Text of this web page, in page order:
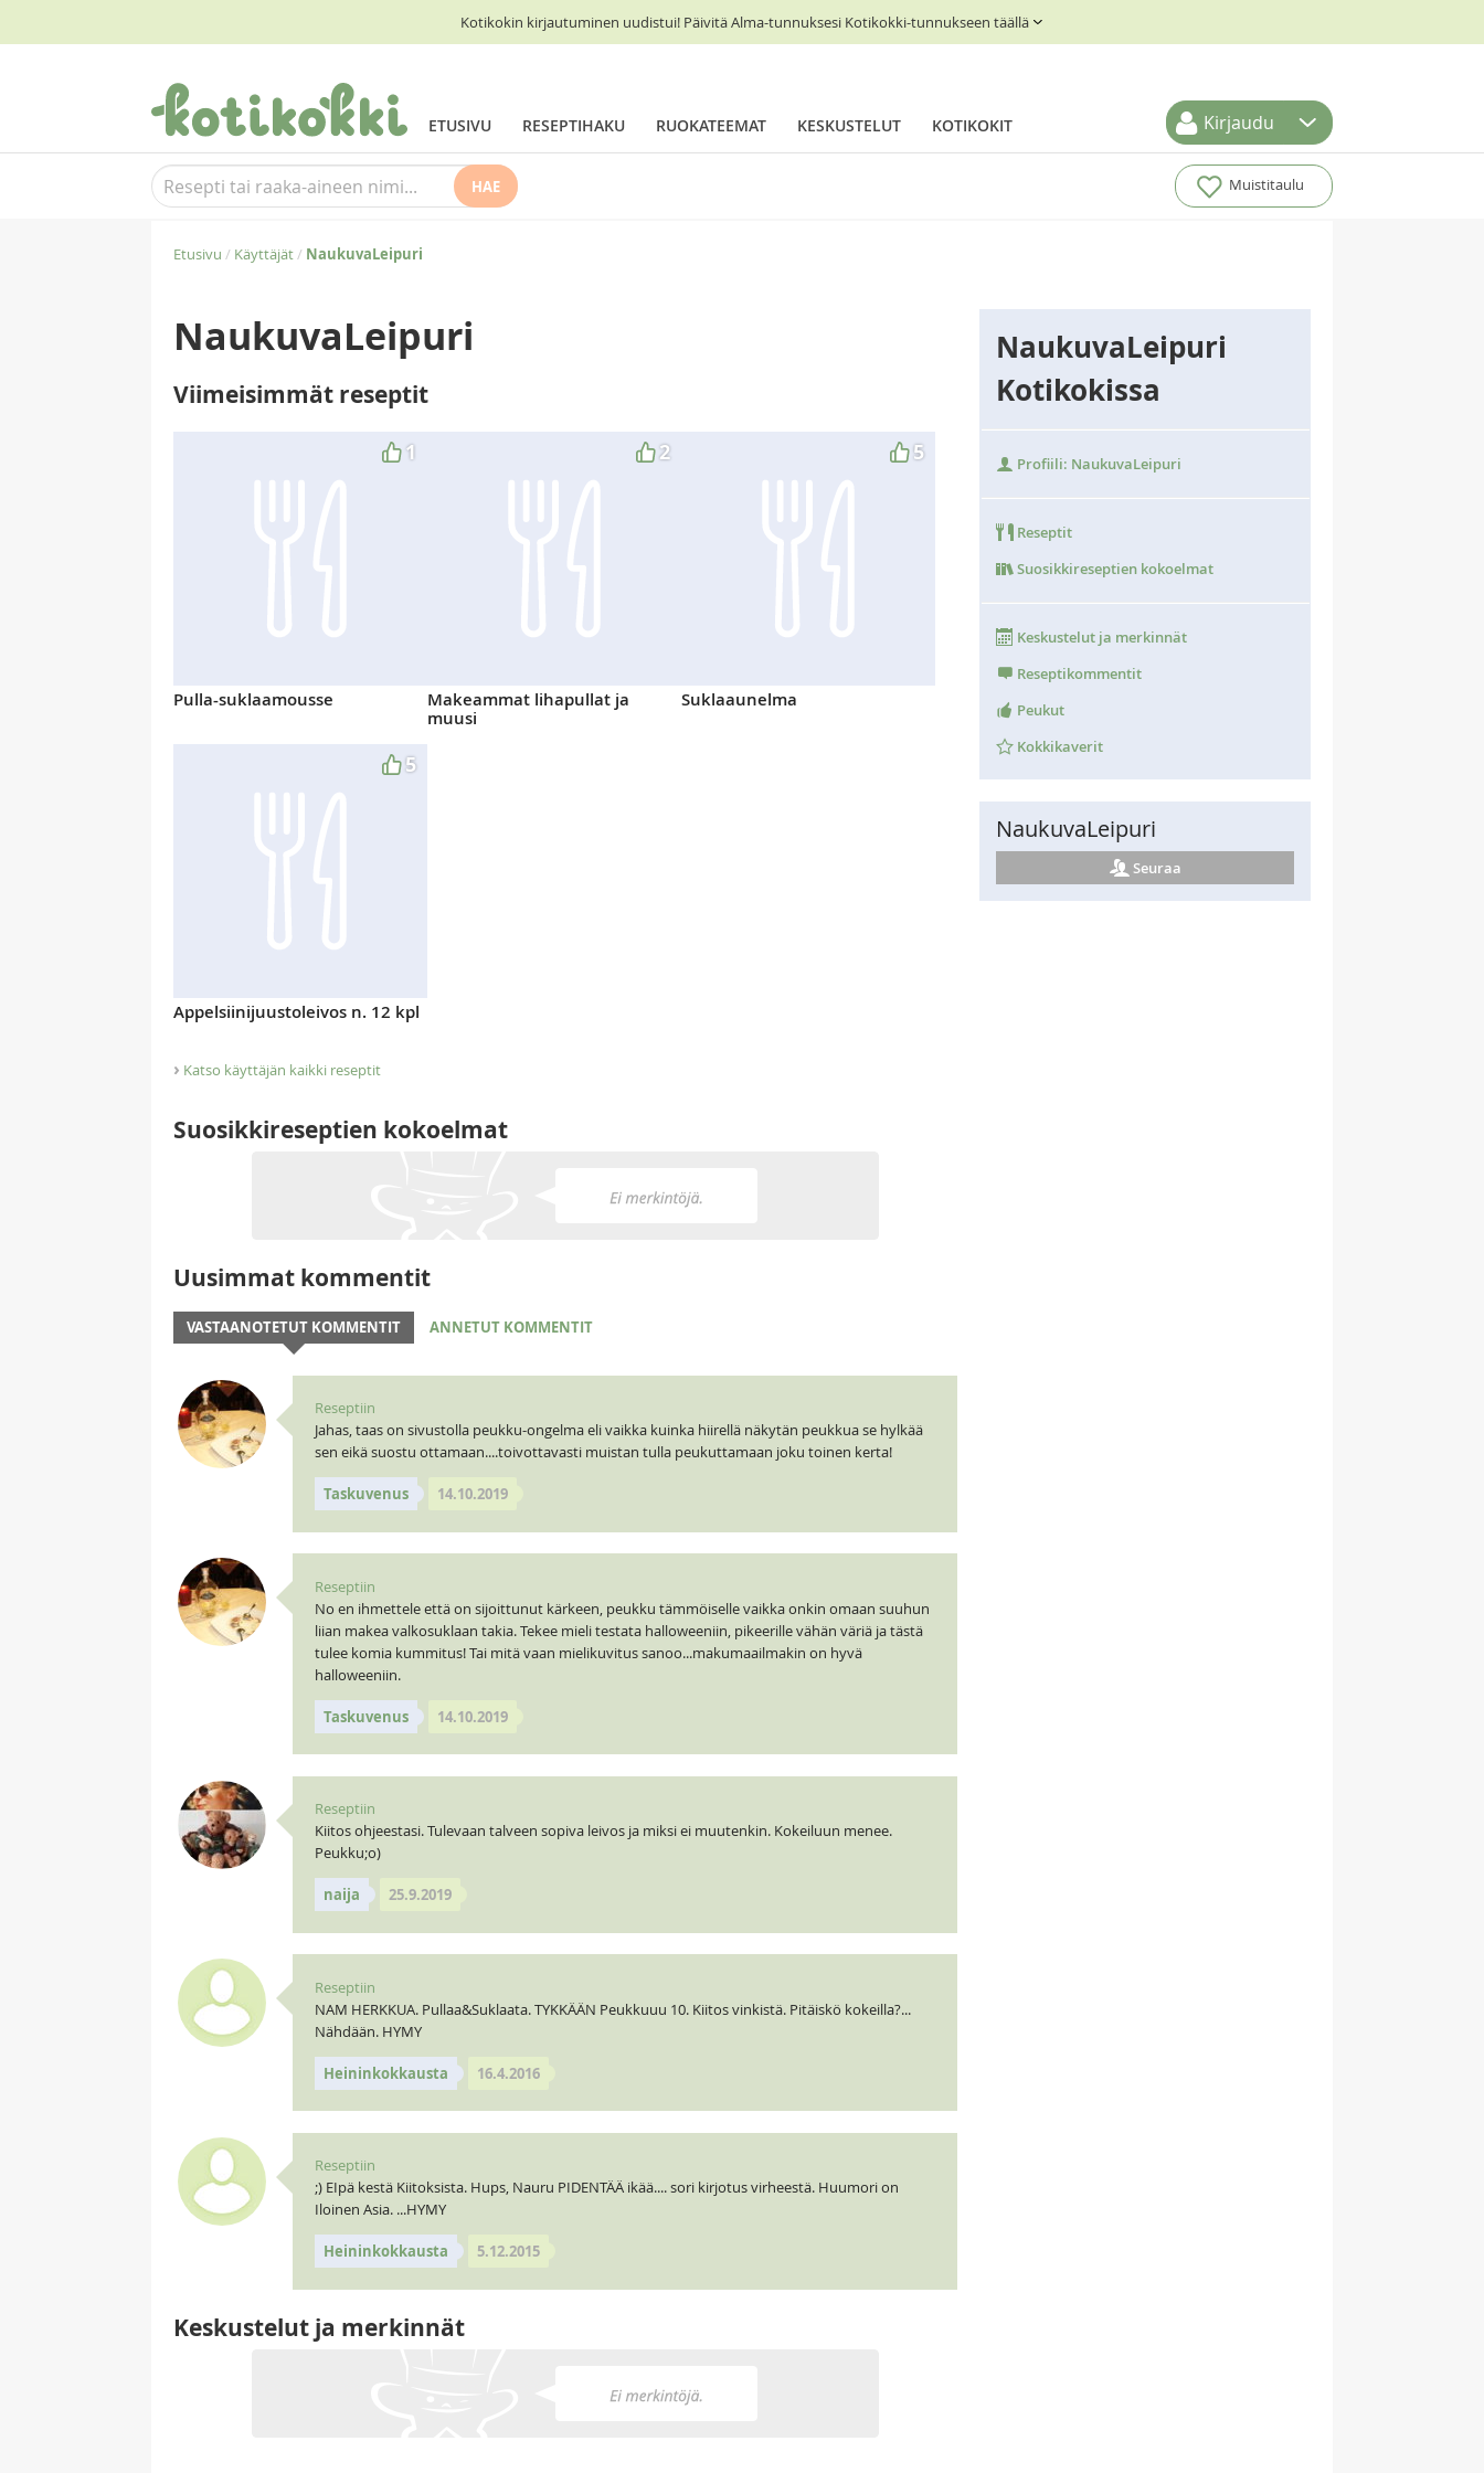
Kotikokin kirjautuminen uudistui! Päivitä Alma-tunnuksesi Kotikokki-tunnukseen täällä
ETUSIVU RESEPTIHAKU RUOKATEEMAT KESKUSTELUT KOTIKOKIT Kirjaudu
HAE Muistitaulu
Etusivu / Käyttäjät/ NaukuvaLeipuri
NaukuvaLeipuri
Viimeisimmät reseptit
1
Pulla-suklaamousse
2
Makeammat lihapullat ja
muusi
5
Suklaaunelma
5
Appelsiinijuustoleivos n. 12 kpl
› Katso käyttäjän kaikki reseptit
Suosikkireseptien kokoelmat
Uusimmat kommentit
VASTAANOTETUT KOMMENTIT ANNETUT KOMMENTIT
Reseptiin
Jahas, taas on sivustolla peukku-ongelma eli vaikka kuinka hiirellä näkytän peukkua se hylkää
sen eikä suostu ottamaan....toivottavasti muistan tulla peukuttamaan joku toinen kerta!
Taskuvenus 14.10.2019
Reseptiin
No en ihmettele että on sijoittunut kärkeen, peukku tämmöiselle vaikka onkin omaan suuhun
liian makea valkosuklaan takia. Tekee mieli testata halloweeniin, pikeerille vähän väriä ja tästä
tulee komia kummitus! Tai mitä vaan mielikuvitus sanoo...makumaailmakin on hyvä
halloweeniin.
Taskuvenus 14.10.2019
Reseptiin
Kiitos ohjeestasi. Tulevaan talveen sopiva leivos ja miksi ei muutenkin. Kokeiluun menee.
Peukku;o)
naija 25.9.2019
Reseptiin
NAM HERKKUA. Pullaa&Suklaata. TYKKÄÄN Peukkuuu 10. Kiitos vinkistä. Pitäiskö kokeilla?...
Nähdään. HYMY
Heininkokkausta 16.4.2016
Reseptiin
;) EIpä kestä Kiitoksista. Hups, Nauru PIDENTÄÄ ikää.... sori kirjotus virheestä. Huumori on
Iloinen Asia. ...HYMY
Heininkokkausta 5.12.2015
Keskustelut ja merkinnät
NaukuvaLeipuri
Kotikokissa
Profiili: NaukuvaLeipuri
Reseptit
Suosikkireseptien kokoelmat
Keskustelut ja merkinnät
Reseptikommentit
Peukut
Kokkikaverit
NaukuvaLeipuri
Seuraa